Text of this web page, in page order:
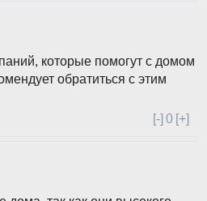
которые помогут с домом
обратиться с этим
[-] 0 [+]